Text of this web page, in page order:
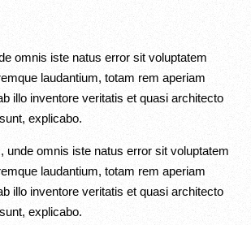
omnis iste natus error sit voluptatem
laudantium, totam rem aperiam
illo inventore veritatis et quasi architecto
explicabo.
unde omnis iste natus error sit voluptatem
laudantium, totam rem aperiam
illo inventore veritatis et quasi architecto
explicabo.